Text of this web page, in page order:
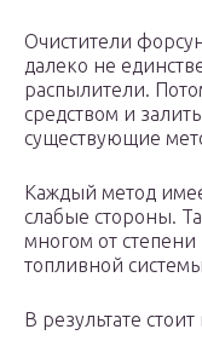
Очистители
далеко не
распылители.
средством и
существующие
Каждый метод
слабые стороны.
многом от
топливной
В результате